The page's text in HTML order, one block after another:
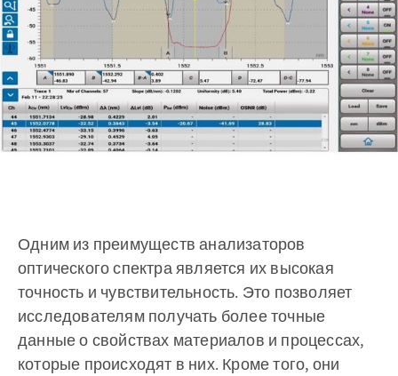
Одним из преимуществ анализаторов
оптического спектра является их высокая
точность и чувствительность. Это позволяет
исследователям получать более точные
данные о свойствах материалов и процессах,
которые происходят в них. Кроме того, они